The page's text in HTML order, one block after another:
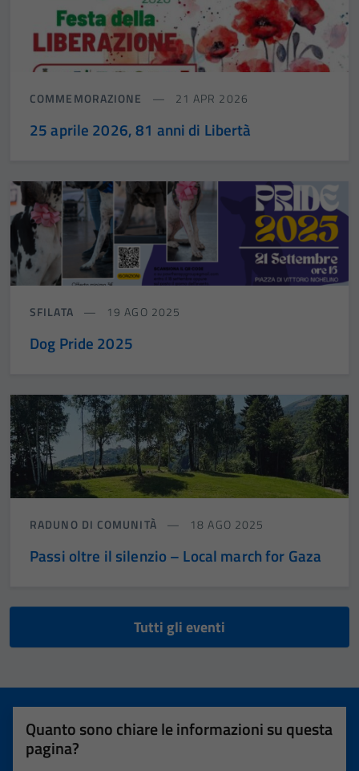
COMMEMORAZIONE 21 APR 2026
25 aprile 2026, 81 anni di Libertà
SFILATA 19 AGO 2025
Dog Pride 2025
RADUNO DI COMUNITÀ 18 AGO 2025
Passi oltre il silenzio – Local march for Gaza
Tutti gli eventi
Quanto sono chiare le informazioni su questa
pagina?